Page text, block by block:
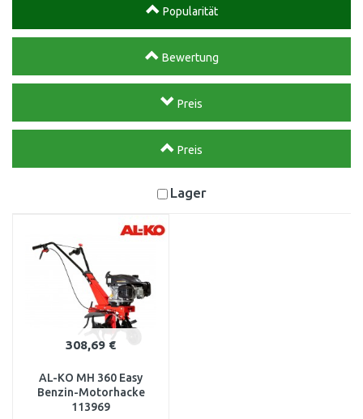
Popularität
Bewertung
Preis
Preis
Lager
308,69 €
AL-KO MH 360 Easy
Benzin-Motorhacke
113969